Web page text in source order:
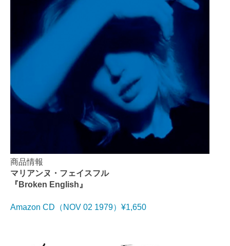
商品情報
マリアンヌ・フェイスフル
『Broken English』
Amazon CD（NOV 02 1979）¥1,650